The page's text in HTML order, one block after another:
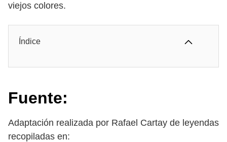
viejos colores.
Índice
Fuente:
Adaptación realizada por Rafael Cartay de leyendas
recopiladas en: